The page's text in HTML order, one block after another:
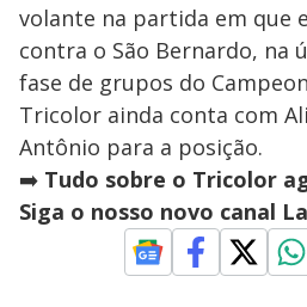
volante na partida em que
contra o São Bernardo, na
fase de grupos do
Tricolor ainda conta com
Antônio para a posição.
➡️ Tudo sobre o Tricolor
Siga o nosso novo canal